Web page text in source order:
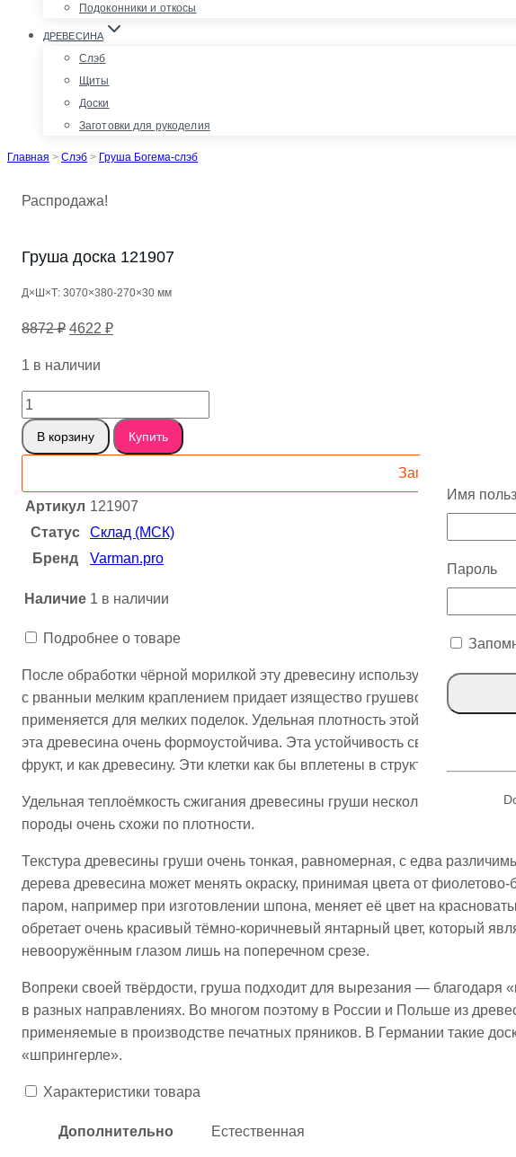
Подоконники и откосы
ДРЕВЕСИНА
Слэб
Щиты
Доски
Заготовки для рукоделия
Главная > Слэб > Груша Богема-слэб
Распродажа!
Груша доска 121907
Д×Ш×Т: 3070×380-270×30 мм
8872₽ Первоначальная
составляла
8872 ₽.
4622 ₽Текущая
1 в наличии
Количество
товара
Груша
121907
В корзину Купить
Запросить скидку
Артикул 121907
Статус
Склад (МСК)
Бренд
Varman.pro
Наличие 1 в наличии
Подробнее о товаре
После обработки чёрной морилкой эту древесину используют также в
с рванныи мелким краплением придает изящество грушевой текстуре.
применяется для мелких поделок. Удельная плотность этой древесины
эта древесина очень формоустойчива. Эта устойчивость связана с
фрукт, и как древесину. Эти клетки как бы вплетены в структуру
Удельная теплоёмкость сжигания древесины груши несколько ниже,
породы очень схожи по плотности.
Текстура древесины груши очень тонкая, равномерная, с едва
дерева древесина может менять окраску, принимая цвета от
паром, например при изготовлении шпона, меняет её цвет на
обретает очень красивый тёмно-коричневый янтарный цвет, который
невооружённым глазом лишь на поперечном срезе.
Вопреки своей твёрдости, груша подходит для вырезания — благодаря
в разных направлениях. Во многом поэтому в России и Польше из
применяемые в производстве печатных пряников. В Германии такие
«шпрингерле».
Характеристики товара
Дополнительно Естественная
Имя
Пароль